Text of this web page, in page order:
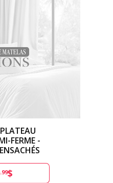
FERME -
.99$